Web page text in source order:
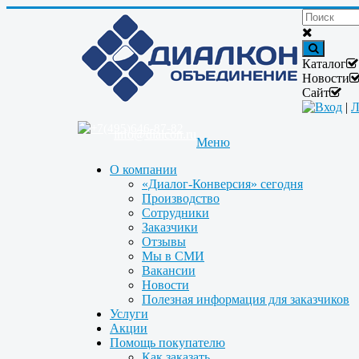
Каталог
Новости
Сайт
Вход |
Меню
О компании
«Диалог-Конверсия» сегодня
Производство
Сотрудники
Заказчики
Отзывы
Мы в СМИ
Вакансии
Новости
Полезная информация для заказчиков
Услуги
Акции
Помощь покупателю